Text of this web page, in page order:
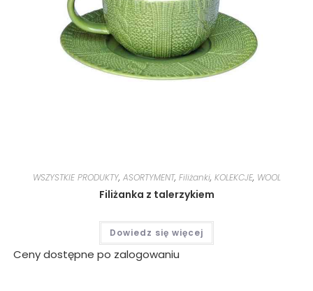
WSZYSTKIE PRODUKTY, ASORTYMENT, Filiżanki, KOLEKCJE, WOOL
Filiżanka z talerzykiem
Dowiedz się więcej
Ceny dostępne po zalogowaniu